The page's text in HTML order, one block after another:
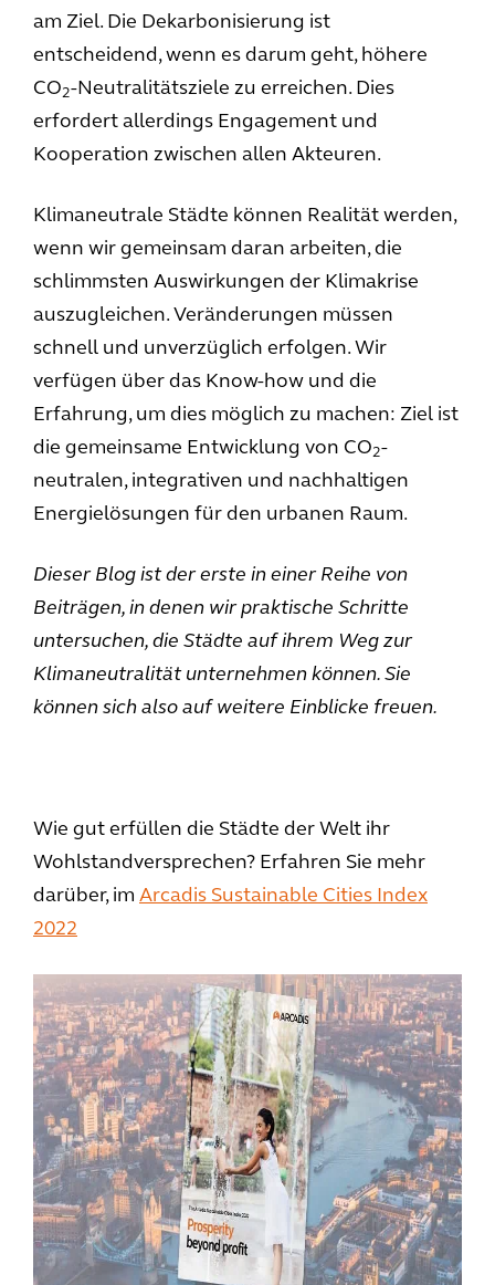
am Ziel. Die Dekarbonisierung ist
entscheidend, wenn es darum geht, höhere
CO2-Neutralitätsziele zu erreichen. Dies
erfordert allerdings Engagement und
Kooperation zwischen allen Akteuren.
Klimaneutrale Städte können Realität werden,
wenn wir gemeinsam daran arbeiten, die
schlimmsten Auswirkungen der Klimakrise
auszugleichen. Veränderungen müssen
schnell und unverzüglich erfolgen. Wir
verfügen über das Know-how und die
Erfahrung, um dies möglich zu machen: Ziel ist
die gemeinsame Entwicklung von CO2-
neutralen, integrativen und nachhaltigen
Energielösungen für den urbanen Raum.
Dieser Blog ist der erste in einer Reihe von
Beiträgen, in denen wir praktische Schritte
untersuchen, die Städte auf ihrem Weg zur
Klimaneutralität unternehmen können. Sie
können sich also auf weitere Einblicke freuen.
Wie gut erfüllen die Städte der Welt ihr
Wohlstandversprechen? Erfahren Sie mehr
darüber, im Arcadis Sustainable Cities Index
2022